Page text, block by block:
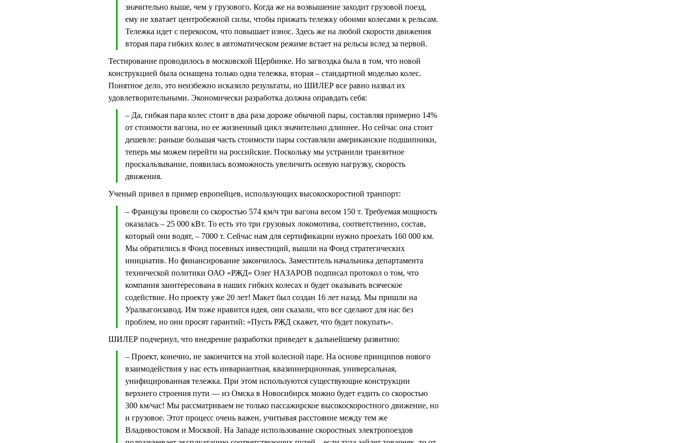
значительно выше, чем у грузового. Когда же на возвышение заходит грузовой поезд,
ему не хватает центробежной силы, чтобы прижать тележку обоими колесами к рельсам.
Тележка идет с перекосом, что повышает износ. Здесь же на любой скорости движения
вторая пара гибких колес в автоматическом режиме встает на рельсы вслед за первой.
Тестирование проводилось в московской Щербинке. Но загвоздка была в том, что новой
конструкцией была оснащена только одна тележка, вторая – стандартной моделью колес.
Понятное дело, это неизбежно исказило результаты, но ШИЛЕР все равно назвал их
удовлетворительными. Экономически разработка должна оправдать себя:
– Да, гибкая пара колес стоит в два раза дороже обычной пары, составляя примерно 14%
от стоимости вагона, но ее жизненный цикл значительно длиннее. Но сейчас она стоит
дешевле: раньше большая часть стоимости пары составляли американские подшипники,
теперь мы можем перейти на российские. Поскольку мы устранили транзитное
проскальзывание, появилась возможность увеличить осевую нагрузку, скорость
движения.
Ученый привел в пример европейцев, использующих высокоскоростной транпорт:
– Французы провели со скоростью 574 км/ч три вагона весом 150 т. Требуемая мощность
оказалась – 25 000 кВт. То есть это три грузовых локомотива, соответственно, состав,
который они водят, – 7000 т. Сейчас нам для сертификации нужно проехать 160 000 км.
Мы обратились в Фонд посевных инвестиций, вышли на Фонд стратегических
инициатив. Но финансирование закончилось. Заместитель начальника департамента
технической политики ОАО «РЖД» Олег НАЗАРОВ подписал протокол о том, что
компания заинтересована в наших гибких колесах и будет оказывать всяческое
содействие. Но проекту уже 20 лет! Макет был создан 16 лет назад. Мы пришли на
Уралвагонзавод. Им тоже нравится идея, они сказали, что все сделают для нас без
проблем, но они просят гарантий: «Пусть РЖД скажет, что будет покупать».
ШИЛЕР подчернул, что внедрение разработки приведет к дальнейшему развитию:
– Проект, конечно, не закончится на этой колесной паре. На основе принципов нового
взаимодействия у нас есть инвариантная, квазиинерционная, универсальная,
унифицированная тележка. При этом используются существующие конструкции
верхнего строения пути — из Омска в Новосибирск можно будет ездить со скоростью
300 км/час! Мы рассматриваем не только пассажирское высокоскоростного движение, но
и грузовое. Этот процесс очень важен, учитывая расстояние между тем же
Владивостоком и Москвой. На Западе использование скоростных электропоездов